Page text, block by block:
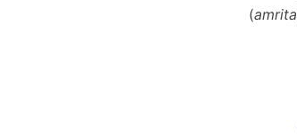
(amrita